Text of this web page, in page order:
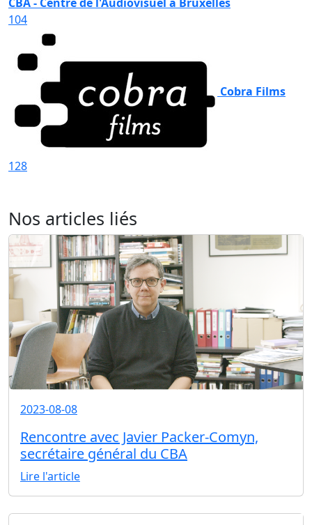
104
Cobra Films
128
Nos articles liés
2023-08-08
Rencontre avec Javier Packer-Comyn,
secrétaire général du CBA
Lire l'article